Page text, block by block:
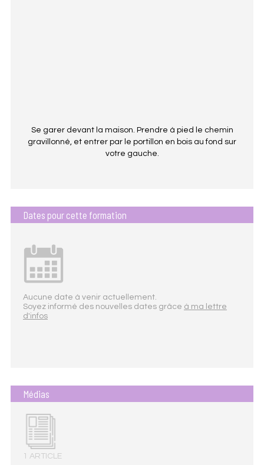
Se garer devant la maison. Prendre à pied le chemin
gravillonné, et entrer par le portillon en bois au fond sur
votre gauche.
Dates pour cette formation
Aucune date à venir actuellement.
Soyez informé des nouvelles dates grâce à ma lettre
d'infos
Médias
1 ARTICLE